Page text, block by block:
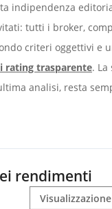
indipendenza
tutti i broker,
criteri oggettivi e
rating trasparente. La
analisi, resta
rendimenti